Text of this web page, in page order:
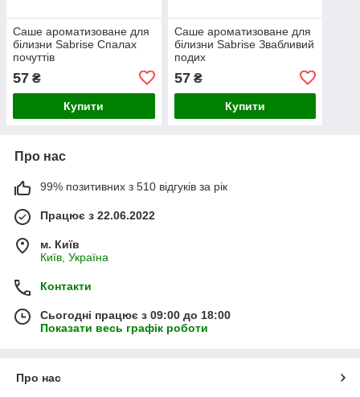
Саше ароматизоване для
білизни Sabrise Спалах
почуттів
57 ₴
Купити
Саше ароматизоване для
білизни Sabrise Звабливий
подих
57₴
Купити
Про нас
99% позитивних з 510 відгуків за рік
Працює з 22.06.2022
м. Київ
Київ, Україна
Контакти
Сьогодні працює з 09:00 до 18:00
Показати весь графік роботи
Про нас